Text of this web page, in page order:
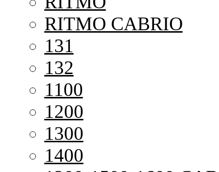
RITMO CABRIO
131
132
1100
1200
1300
1400